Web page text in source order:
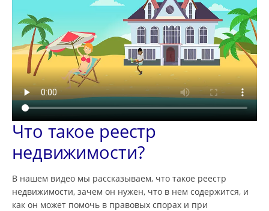
Что такое реестр
недвижимости?
В нашем видео мы рассказываем, что такое реестр
недвижимости, зачем он нужен, что в нем содержится, и
как он может помочь в правовых спорах и при